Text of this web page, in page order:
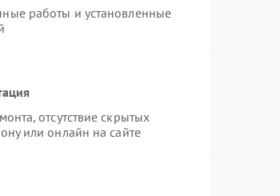
работы и установленные
отсутствие скрытых
или онлайн на сайте